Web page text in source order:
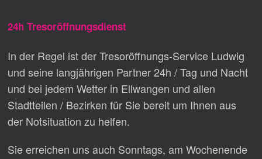
24h Tresoröffnungsdienst
In der Regel ist der Tresoröffnungs-Service Ludwig
und seine langjährigen Partner 24h / Tag und Nacht
und bei jedem Wetter in Ellwangen und allen
Stadtteilen / Bezirken für Sie bereit um Ihnen aus
der Notsituation zu helfen.
Sie erreichen uns auch Sonntags, am Wochenende